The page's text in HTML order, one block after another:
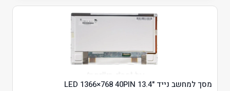
מסך למחשב נייד "13.4 LED 1366×768 40PIN